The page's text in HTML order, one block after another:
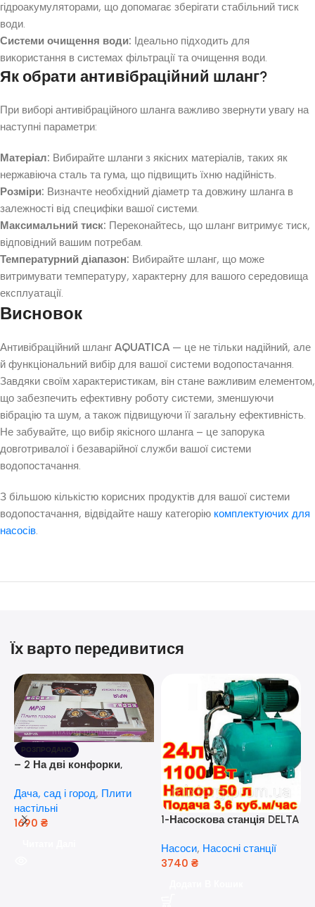
гідроакумуляторами, що допомагає зберігати стабільний тиск
води.
Системи очищення води: Ідеально підходить для
використання в системах фільтрації та очищення води.
Як обрати антивібраційний шланг?
При виборі антивібраційного шланга важливо звернути увагу на
наступні параметри:
Матеріал: Вибирайте шланги з якісних матеріалів, таких як
нержавіюча сталь та гума, що підвищить їхню надійність.
Розміри: Визначте необхідний діаметр та довжину шланга в
залежності від специфіки вашої системи.
Максимальний тиск: Переконайтесь, що шланг витримує тиск,
відповідний вашим потребам.
Температурний діапазон: Вибирайте шланг, що може
витримувати температуру, характерну для вашого середовища
експлуатації.
Висновок
Антивібраційний шланг AQUATICA — це не тільки надійний, але
й функціональний вибір для вашої системи водопостачання.
Завдяки своїм характеристикам, він стане важливим елементом,
що забезпечить ефективну роботу системи, зменшуючи
вібрацію та шум, а також підвищуючи її загальну ефективність.
Не забувайте, що вибір якісного шланга – це запорука
довготривалої і безаварійної служби вашої системи
водопостачання.
З більшою кількістю корисних продуктів для вашої системи
водопостачання, відвідайте нашу категорію комплектуючих для
насосів.
Їх варто передивитися
РОЗПРОДАНО
– 2 На дві конфорки,
розпалюванням.
Дача, сад і город, Плити
настільні
1690 ₴
1-Насоскова станція DELTA
кВт) ( Польща)
Насоси, Насосні станції
3740 ₴